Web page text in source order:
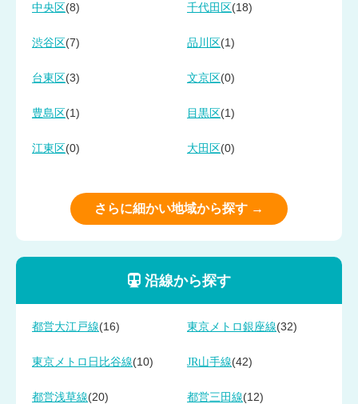
中央区 (8) 千代田区 (18)
渋谷区 (7) 品川区 (1)
台東区 (3) 文京区 (0)
豊島区 (1) 目黒区 (1)
江東区 (0) 大田区 (0)
さらに細かい地域から探す →
沿線から探す
都営大江戸線(16) 東京メトロ銀座線(32)
東京メトロ日比谷線(10) JR山手線(42)
都営浅草線(20) 都営三田線(12)